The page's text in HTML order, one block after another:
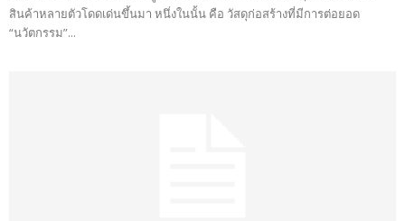
สินค้าหลายตัวโดดเด่นขึ้นมา หนึ่งในนั้น คือ วัสดุก่อสร้างที่มีการต่อยอด
“นวัตกรรม”...